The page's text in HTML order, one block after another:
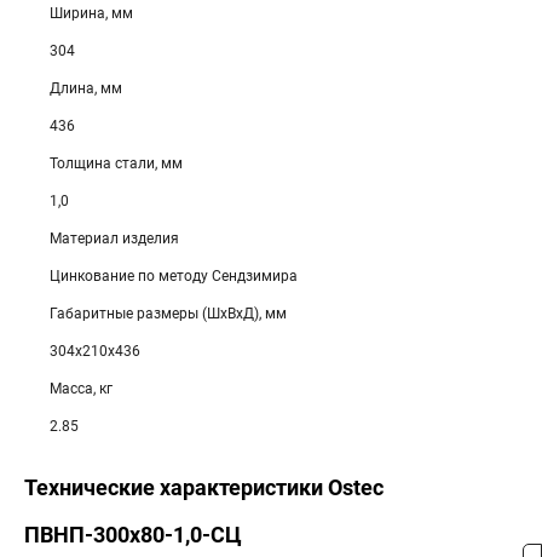
Ширина, мм
304
Длина, мм
436
Толщина стали, мм
1,0
Материал изделия
Цинкование по методу Сендзимира
Габаритные размеры (ШхВхД), мм
304х210х436
Масса, кг
2.85
Технические характеристики Ostec
ПВНП-300х80-1,0-СЦ